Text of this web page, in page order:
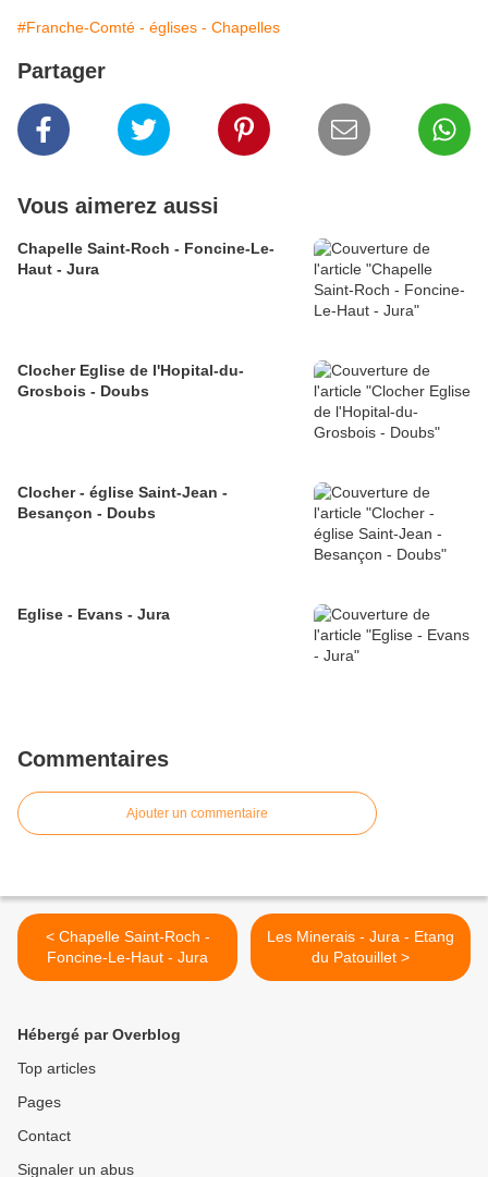
#Franche-Comté - églises - Chapelles
Partager
Vous aimerez aussi
Chapelle Saint-Roch - Foncine-Le-
Haut - Jura
Clocher Eglise de l'Hopital-du-
Grosbois - Doubs
Clocher - église Saint-Jean -
Besançon - Doubs
Eglise - Evans - Jura
Commentaires
Ajouter un commentaire
< Chapelle Saint-Roch -
Foncine-Le-Haut - Jura
Les Minerais - Jura - Etang
du Patouillet >
Hébergé par Overblog
Top articles
Pages
Contact
Signaler un abus